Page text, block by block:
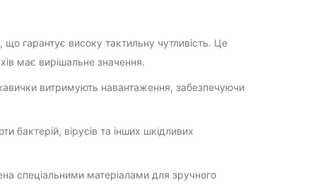
гарантує високу тактильну чутливість. Це
має вирішальне значення.
витримують навантаження, забезпечуючи
бактерій, вірусів та інших шкідливих
спеціальними матеріалами для зручного